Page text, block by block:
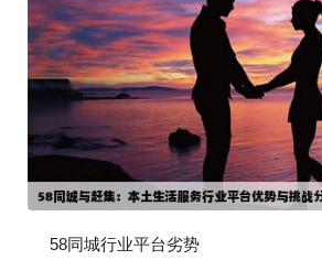
58同城行业平台劣势